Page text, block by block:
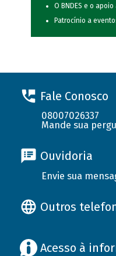
O BNDES e o
Patrocínio a
Fale Conosco
08007026337
Mande sua
Ouvidoria
Envie sua
Outros
Acesso à